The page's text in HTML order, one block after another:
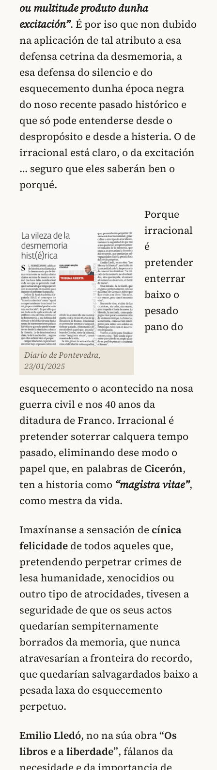
ou multitude produto dunha
excitación”. É por iso que non dubido
na aplicación de tal atributo a esa
defensa cetrina da desmemoria, a
esa defensa do silencio e do
esquecemento dunha época negra
do noso recente pasado histórico e
que só pode entenderse desde o
despropósito e desde a histeria. O de
irracional está claro, o da excitación
… seguro que eles saberán ben o
porqué.
Diario de Pontevedra,
23/01/2025
Porque
irracional
é
pretender
enterrar
baixo o
pesado
pano do
esquecemento o acontecido na nosa
guerra civil e nos 40 anos da
ditadura de Franco. Irracional é
pretender soterrar calquera tempo
pasado, eliminando dese modo o
papel que, en palabras de Cicerón,
ten a historia como “magistra vitae”,
como mestra da vida.
Imaxínanse a sensación de cínica
felicidade de todos aqueles que,
pretendendo perpetrar crimes de
lesa humanidade, xenocidios ou
outro tipo de atrocidades, tivesen a
seguridade de que os seus actos
quedarían sempiternamente
borrados da memoria, que nunca
atravesarían a fronteira do recordo,
que quedarían salvagardados baixo a
pesada laxa do esquecemento
perpetuo.
Emilio Lledó, no na súa obra“Os
libros e a liberdade”, fálanos da